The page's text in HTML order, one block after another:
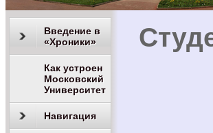
Введение в
«Хроники»
Как устроен
Московский
Университет
Навигация